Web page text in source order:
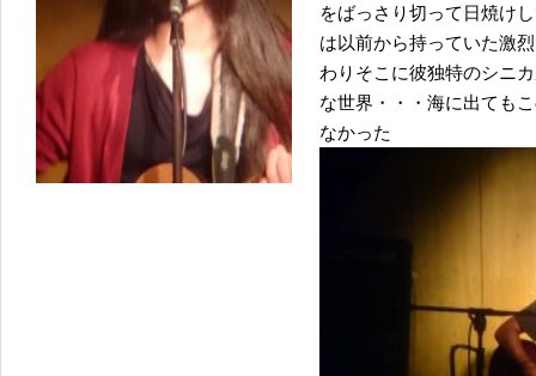
をばっさり切って日焼け
は以前から持っていた激
わりそこに彼独特のシニ
な世界・・・海に出ても
なかった